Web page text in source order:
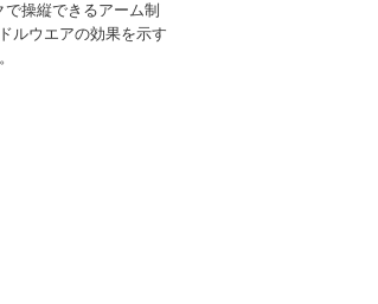
操縦できるアーム制
ルウエアの効果を示す